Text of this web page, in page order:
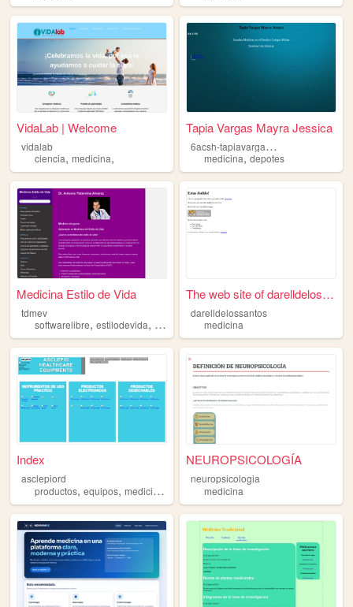
VidaLab | Welcome
vidalab
ciencia, medicina,
Tapia Vargas Mayra Jessica
6
acsh-tapiavargasmayrajessica
medicina,depotes
Medicina Estilo de Vida
tdmev
softwarelibre, estilodevida, medicina espiritualidad
The web site of darelldeloss...
darelldelossantos
medicina
Index
asclepiord
productos, equipos, medicina ,electronicos
NEUROPSICOLOGÍA
neuropsicologia
medicina